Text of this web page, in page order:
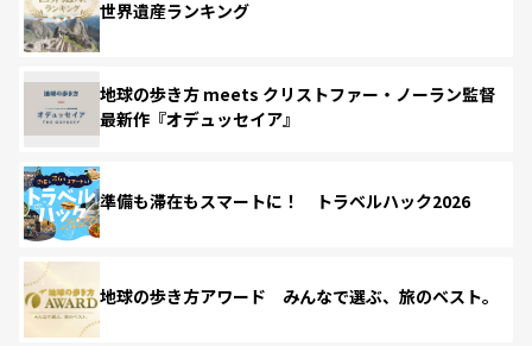
世界遺産ランキング
地球の歩き方 meets クリストファー・ノーラン監督
最新作『オデュッセイア』
準備も滞在もスマートに！ トラベルハック2026
地球の歩き方アワード みんなで選ぶ、旅のベスト。